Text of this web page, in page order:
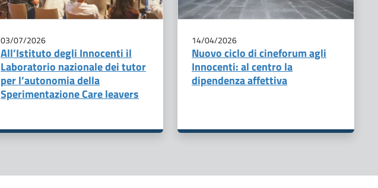
03/07/2026
All’Istituto degli Innocenti il
Laboratorio nazionale dei tutor
per l’autonomia della
Sperimentazione Care leavers
14/04/2026
Nuovo ciclo di cineforum agli
Innocenti: al centro la
dipendenza affettiva